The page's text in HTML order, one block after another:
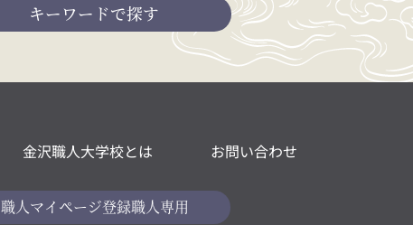
キーワードで探す
金沢職人大学校とは お問い合わせ
職人マイページ登録職人専用